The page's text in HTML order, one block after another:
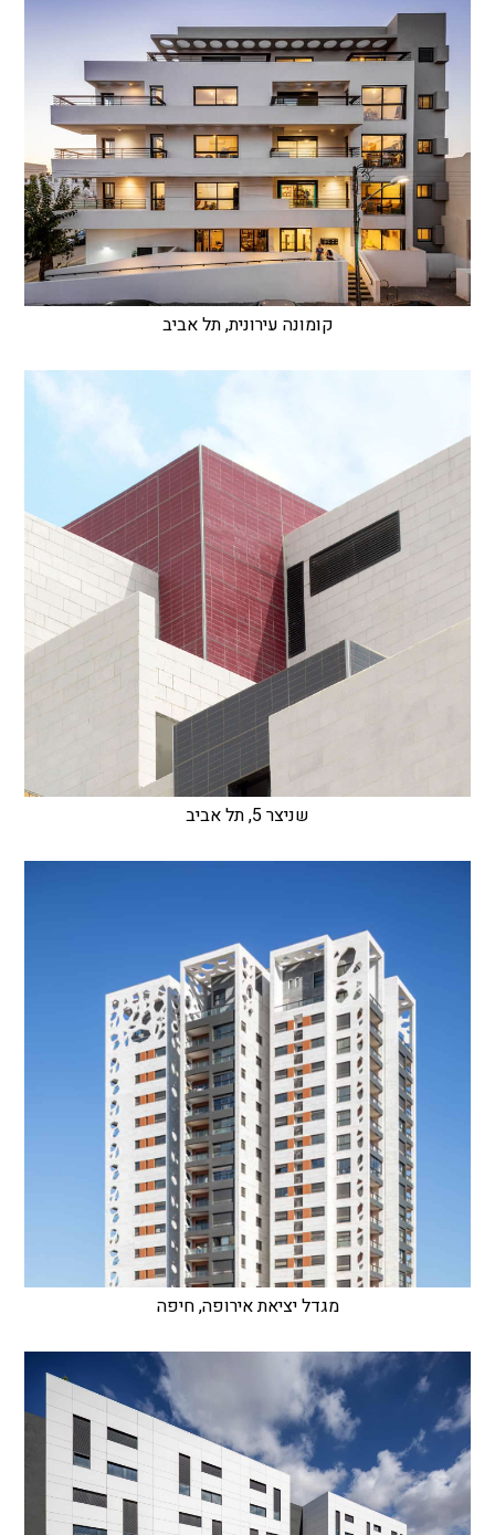
קומונה עירונית, תל אביב
שניצר 5, תל אביב
מגדל יציאת אירופה, חיפה